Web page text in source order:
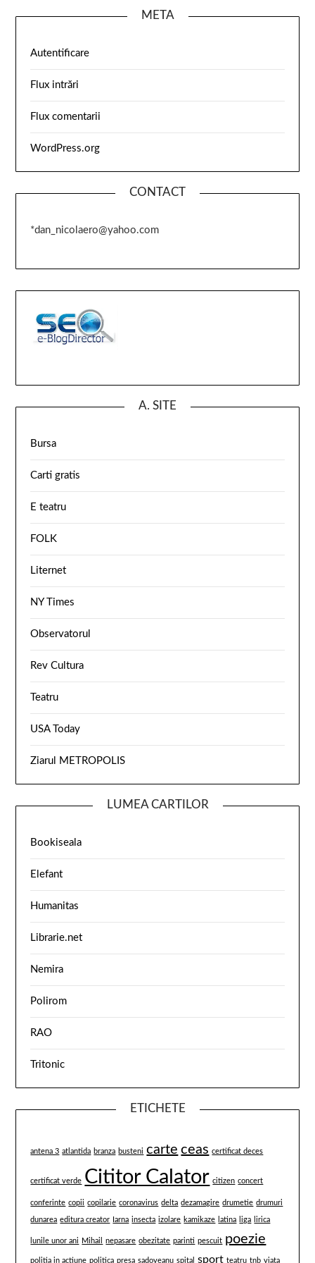
META
Autentificare
Flux intrări
Flux comentarii
WordPress.org
CONTACT
*dan_nicolaero@yahoo.com
A. SITE
Bursa
Carti gratis
E teatru
FOLK
Liternet
NY Times
Observatorul
Rev Cultura
Teatru
USA Today
Ziarul METROPOLIS
LUMEA CARTILOR
Bookiseala
Elefant
Humanitas
Librarie.net
Nemira
Polirom
RAO
Tritonic
ETICHETE
antena 3 atlantida branza busteni carte ceas certificat deces
certificat verde Cititor Calator citizen concert
conferinte copii copilarie coronavirus delta dezamagire drumetie drumuri
dunarea editura creator Iarna insecta izolare kamikaze latina liga lirica
lunile unor ani Mihail nepasare obezitate parinti pescuit poezie
politia in actiune politica presa sadoveanu spital sport teatru tnb viata